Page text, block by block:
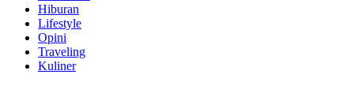
Hiburan
Lifestyle
Opini
Traveling
Kuliner